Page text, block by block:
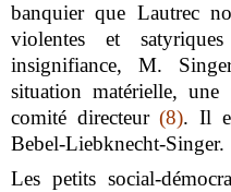
banquier que Lautrec
violentes et
insignifiance, M.
situation matérielle, une
comité directeur(8). Il
Bebel-Liebknecht-Singer.
Les petits social-